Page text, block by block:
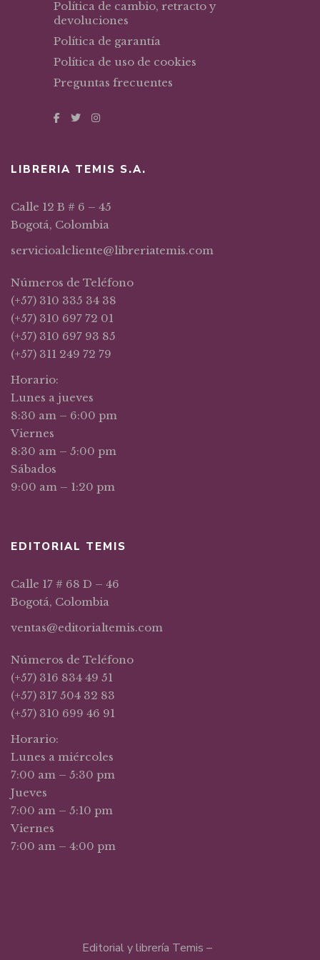
Política de cambio, retracto y
devoluciones
Política de garantía
Política de uso de cookies
Preguntas frecuentes
LIBRERIA TEMIS S.A.
Calle 12 B # 6 – 45
Bogotá, Colombia
servicioalcliente@libreriatemis.com
Números de Teléfono
(+57) 310 335 34 38
(+57) 310 697 72 01
(+57) 310 697 93 85
(+57) 311 249 72 79
Horario:
Lunes a jueves
8:30 am – 6:00 pm
Viernes
8:30 am – 5:00 pm
Sábados
9:00 am – 1:20 pm
EDITORIAL TEMIS
Calle 17 # 68 D – 46
Bogotá, Colombia
ventas@editorialtemis.com
Números de Teléfono
(+57) 316 834 49 51
(+57) 317 504 32 83
(+57) 310 699 46 91
Horario:
Lunes a miércoles
7:00 am – 5:30 pm
Jueves
7:00 am – 5:10 pm
Viernes
7:00 am – 4:00 pm
Editorial y librería Temis –